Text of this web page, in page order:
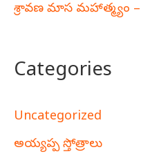
శ్రావణ మాస మహాత్మ్యం
Categories
Uncategorized
అయ్యప్ప స్తోత్రాలు